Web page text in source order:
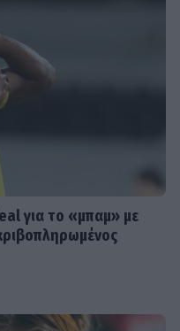
για το «μπαμ» με